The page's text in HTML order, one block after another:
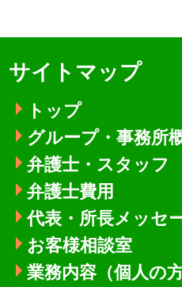
サイトマップ
トップ
グループ・事務所
弁護士・スタッフ
弁護士費用
代表・所長メッセ
お客様相談室
業務内容（個人の方